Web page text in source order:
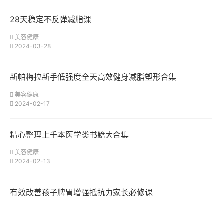
28天稳定不反弹减脂课
美容健康
2024-03-28
新帕梅拉新手低强度全天高效健身减脂塑形合集
美容健康
2024-02-17
精心整理上千本医学类书籍大合集
美容健康
2024-02-13
有效改善孩子脾胃增强抵抗力家长必修课